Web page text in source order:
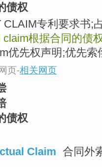
债权
CLAIM专利要求书;
claim根据合同的债
优先权声明;优先索
页-相关网页
债权
Claim 合同外